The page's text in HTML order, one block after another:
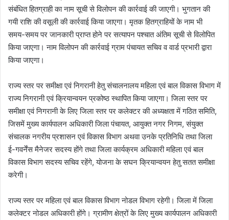
संबंधित हितग्राही का नाम सूची से विलोपन की कार्रवाई की जाएगी। भुगतान की
गयी राशि की वसूली की कार्रवाई किया जाएगा। मृतक हितग्राहियों के नाम भी
समय-समय पर जानकारी प्राप्त होने पर सत्यापन पश्चात अंतिम सूची से विलोपित
किया जाएगा। नाम विलोपन की कार्रवाई ग्राम पंचायत सचिव व वार्ड प्रभारी द्वारा
किया जाएगा।
राज्य स्तर पर समीक्षा एवं निगरानी हेतु संचालनालय महिला एवं बाल विकास विभाग में
राज्य निगरानी एवं क्रियान्वयन प्रकोष्ठ स्थापित किया जाएगा। जिला स्तर पर
समीक्षा एवं निगरानी के लिए जिला स्तर पर कलेक्टर की अध्यक्षता में गठित समिति,
जिसमें मुख्य कार्यपालन अधिकारी जिला पंचायत, आयुक्त नगर निगम, संयुक्त
संचालक नगरीय प्रशासन एवं विकास विभाग अथवा उनके प्रतिनिधि तथा जिला
ई-गवर्नेंस मैनेजर सदस्य होंगे तथा जिला कार्यक्रम अधिकारी महिला एवं बाल
विकास विभाग सदस्य सचिव रहेंगे, योजना के सघन क्रियान्वयन हेतु सतत समीक्षा
करेगी।
राज्य स्तर पर महिला एवं बाल विकास विभाग नोडल विभाग रहेगी। जिला में जिला
कलेक्टर नोडल अधिकारी होंगे। ग्रामीण क्षेत्रों के लिए मुख्य कार्यपालन अधिकारी